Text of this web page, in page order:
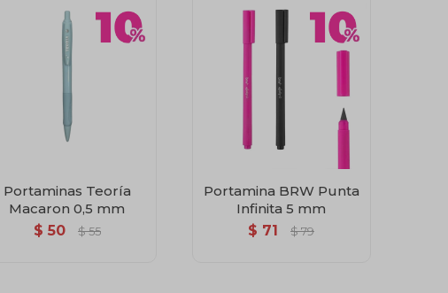
Portaminas Teoría
Macaron 0,5 mm
$ 50 $ 55
Portamina BRW Punta
Infinita 5 mm
$ 71 $ 79